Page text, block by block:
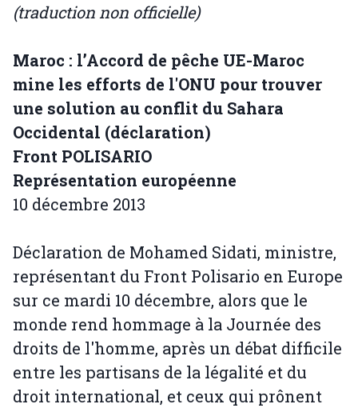
(traduction non officielle)
Maroc : l’Accord de pêche UE-Maroc
mine les efforts de l'ONU pour trouver
une solution au conflit du Sahara
Occidental (déclaration)
Front POLISARIO
Représentation européenne
10 décembre 2013
Déclaration de Mohamed Sidati, ministre,
représentant du Front Polisario en Europe
sur ce mardi 10 décembre, alors que le
monde rend hommage à la Journée des
droits de l'homme, après un débat difficile
entre les partisans de la légalité et du
droit international, et ceux qui prônent